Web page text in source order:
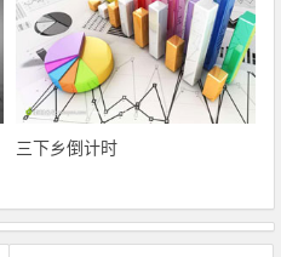
三下乡倒计时